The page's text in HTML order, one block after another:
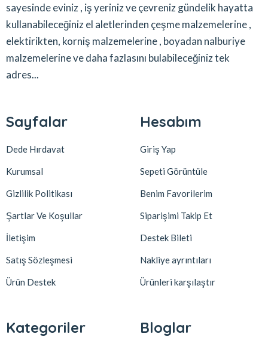
sayesinde eviniz , iş yeriniz ve çevreniz gündelik hayatta
kullanabileceğiniz el aletlerinden çeşme malzemelerine ,
elektirikten, korniş malzemelerine , boyadan nalburiye
malzemelerine ve daha fazlasını bulabileceğiniz tek
adres...
Sayfalar
Dede Hırdavat
Kurumsal
Gizlilik Politikası
Şartlar Ve Koşullar
İletişim
Satış Sözleşmesi
Ürün Destek
Hesabım
Giriş Yap
Sepeti Görüntüle
Benim Favorilerim
Siparişimi Takip Et
Destek Bileti
Nakliye ayrıntıları
Ürünleri karşılaştır
Kategoriler Bloglar